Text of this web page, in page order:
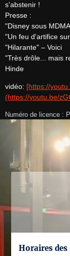
s'abstenir !
Presse :
"Disney sous
"Un feu d'artifice
"Hilarante" – Voici
"Très drôle... mais
Hinde
vidéo: [https://
(https://youtu.be/
Numéro de licence :
Horaires